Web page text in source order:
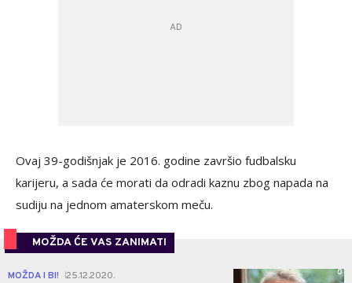
Ovaj 39-godišnjak je 2016. godine završio fudbalsku
karijeru, a sada će morati da odradi kaznu zbog napada na
sudiju na jednom amaterskom meču.
MOŽDA ĆE VAS ZANIMATI
MOŽDA I BI! 25.12.2020. 0